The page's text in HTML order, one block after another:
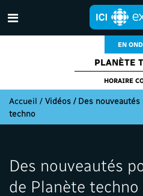
EN
PLANÈTE
HORAIRE
Accueil / Vidéos / Des
techno
Des nouveautés
de Planète techno